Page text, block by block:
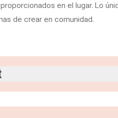
en el lugar. Lo
de crear en comunidad.